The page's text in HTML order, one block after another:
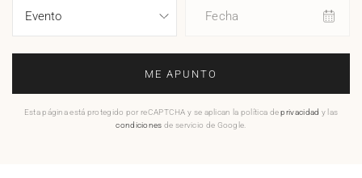
Fecha
ME APUNTO
Esta página está protegido por reCAPTCHA y se aplican la política deprivacidad y las
condiciones de servicio de Google.